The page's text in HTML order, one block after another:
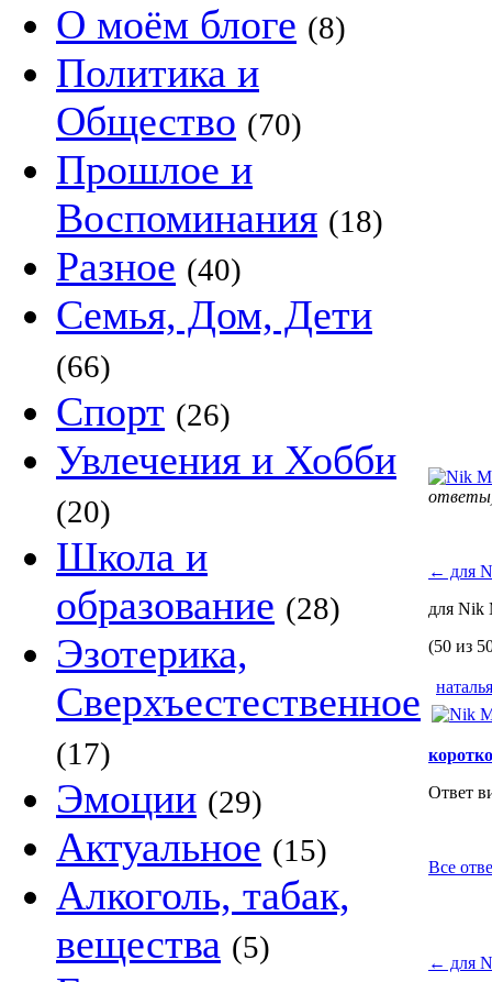
О моём блоге (8)
Политика и
Общество (70)
Прошлое и
Воспоминания (18)
Разное (40)
Семья, Дом, Дети
(66)
Спорт (26)
Увлечения и Хобби
(20)
Школа и
образование (28)
Эзотерика,
Сверхъестественное
(17)
Эмоции (29)
Актуальное (15)
Алкоголь, табак,
вещества (5)
← для
для Nik
(50 из
наталья
Ответ
Все
← для